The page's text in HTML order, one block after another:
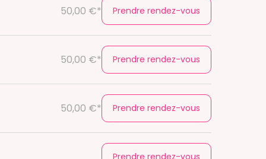
50,00 €* Prendre rendez-vous
50,00 €* Prendre rendez-vous
50,00 €* Prendre rendez-vous
Prendre rendez-vous